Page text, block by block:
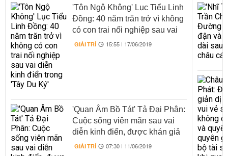
'Tôn Ngộ Không' Lục Tiểu Linh
Đồng: 40 năm trăn trở vì không
có con trai nối nghiệp sau vai
diễn kinh điển trong 'Tây Du Ký'
GIẢI TRÍ 15:55 | 17/06/2019
'Quan Âm Bồ Tát' Tả Đại Phân:
Cuộc sống viên mãn sau vai
diễn kinh điển, được khán giả
sùng bái quỳ lạy
GIẢI TRÍ 07:30 | 11/06/2019